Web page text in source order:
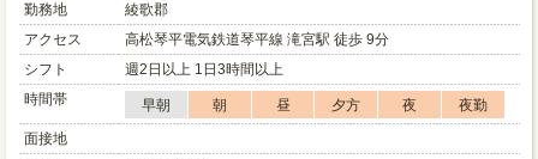
勤務地
綾歌郡
アクセス
高松琴平電気鉄道琴平線 滝宮駅 徒歩 9分
シフト
週2日以上 1日3時間以上
時間帯
早朝 朝 昼 夕方 夜
夜勤
面接地